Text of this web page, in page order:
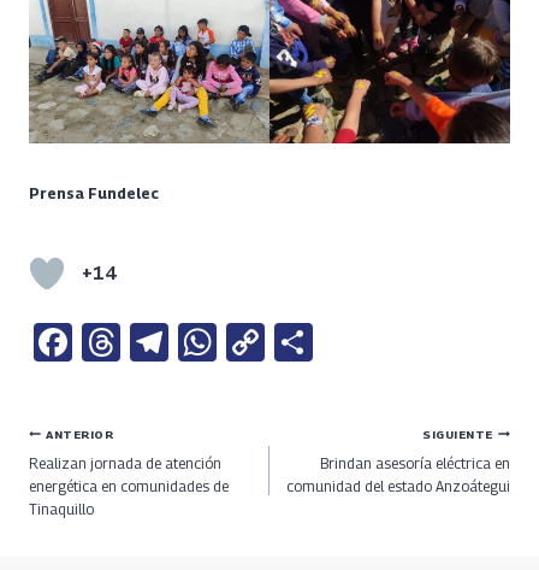
Prensa Fundelec
+14
Fa
b
o
o
T
a
ds
Te
a
m
W
s
A
C
Li
n
e
Navegación
de
ANTERIOR
Realizan jornada de atención
energética en comunidades de
Tinaquillo
SIGUIENTE
Brindan asesoría eléctrica en
comunidad del estado Anzoátegui